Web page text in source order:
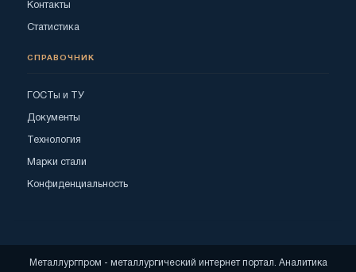
Контакты
Статистика
СПРАВОЧНИК
ГОСТы и ТУ
Документы
Технология
Марки стали
Конфиденциальность
Металлургпром - металлургический интернет портал. Аналитика